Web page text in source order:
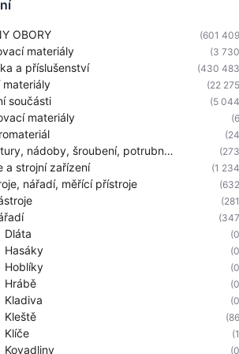
OBORY (601
materiály (3
a příslušenství (430
materiály (22
součásti (5
materiály
Armatury, nádoby, šroubení, potrubní díly
a strojní zařízení (1
nářadí, měřící přístroje
Dláta
Hasáky
Hoblíky
Hrábě
Kladiva
Kleště
Klíče
Kovadliny